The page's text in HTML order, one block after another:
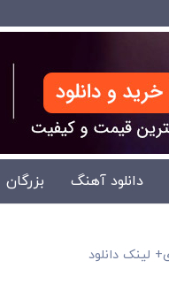
دانلود آهنگ بزرگان